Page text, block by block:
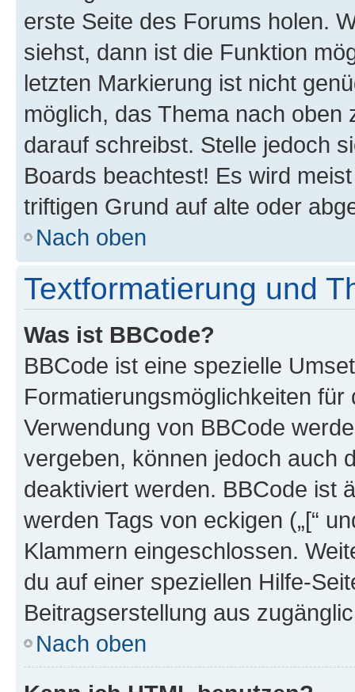
erste Seite des Forums holen.
siehst, dann ist die Funktion
letzten Markierung ist nicht
möglich, das Thema nach oben
darauf schreibst. Stelle jedoch
Boards beachtest! Es wird
triftigen Grund auf alte oder
Nach oben
Textformatierung und
Was ist BBCode?
BBCode ist eine spezielle
Formatierungsmöglichkeiten
Verwendung von BBCode
vergeben, können jedoch auch
deaktiviert werden. BBCode ist
werden Tags von eckigen („[“
Klammern eingeschlossen.
du auf einer speziellen Hilfe-
Beitragserstellung aus
Nach oben